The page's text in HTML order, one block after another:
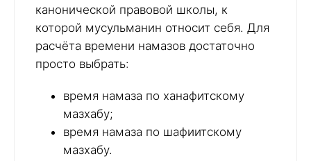
канонической правовой школы, к
которой мусульманин относит себя. Для
расчёта времени намазов достаточно
просто выбрать:
время намаза по ханафитскому
мазхабу;
время намаза по шафиитскому
мазхабу.